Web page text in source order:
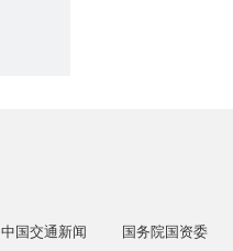
中国交通新闻 国务院国资委